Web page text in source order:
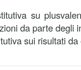
su
da parte degli
sui risultati